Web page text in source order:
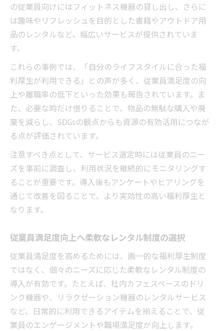
の従業員向けにはフィットネス機器の貸し出し、さらに
は趣味やリフレッシュを目的とした書籍やアウトドア用
品のレンタルなど、幅広いサービスが提供されていま
す。
これらの事例では、「自分のライフスタイルに合った福
利厚生が利用できる」との声が多く、従業員満足度の向
上や離職率の低下といった効果も報告されています。ま
た、必要な時だけ借りることで、物品の無駄な購入や廃
棄を減らし、SDGsの観点からも資源の有効活用につなが
る点が評価されています。
注意すべき点として、サービス選定時には従業員のニー
ズを事前に調査し、利用状況を継続的にモニタリングす
ることが重要です。導入後もアンケートやヒアリングを
通じて改善を図ることで、より実効性の高い福利厚生と
なります。
従業員満足度向上へ柔軟なレンタル制度の選択
従業員満足度を高めるためには、画一的な福利厚生制度
ではなく、個々のニーズに応じた柔軟なレンタル制度の
導入が有効です。たとえば、社内カフェスペースのドリ
ンク機器や、リラクゼーション機器のレンタルサービス
など、日常的に利用できるアイテムを揃えることで、従
業員のエンゲージメントや職場満足度が向上します。